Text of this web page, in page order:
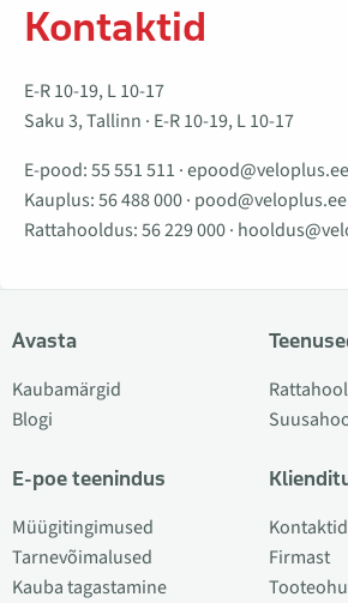
Kontaktid
E-R 10-19, L 10-17
Saku 3, Tallinn · E-R 10-19, L 10-17
E-pood:55 551 511 ·epood@veloplus.ee
Kauplus:56 488 000· pood@veloplus.ee
Rattahooldus:56 229 000·
Avasta
Kaubamärgid
Blogi
E-poe teenindus
Müügitingimused
Tarnevõimalused
Kauba tagastamine
Kontaktid
Firmast